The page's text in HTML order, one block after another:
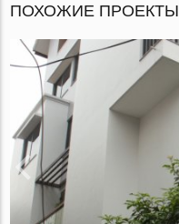
ПОХОЖИЕ ПРОЕКТЫ